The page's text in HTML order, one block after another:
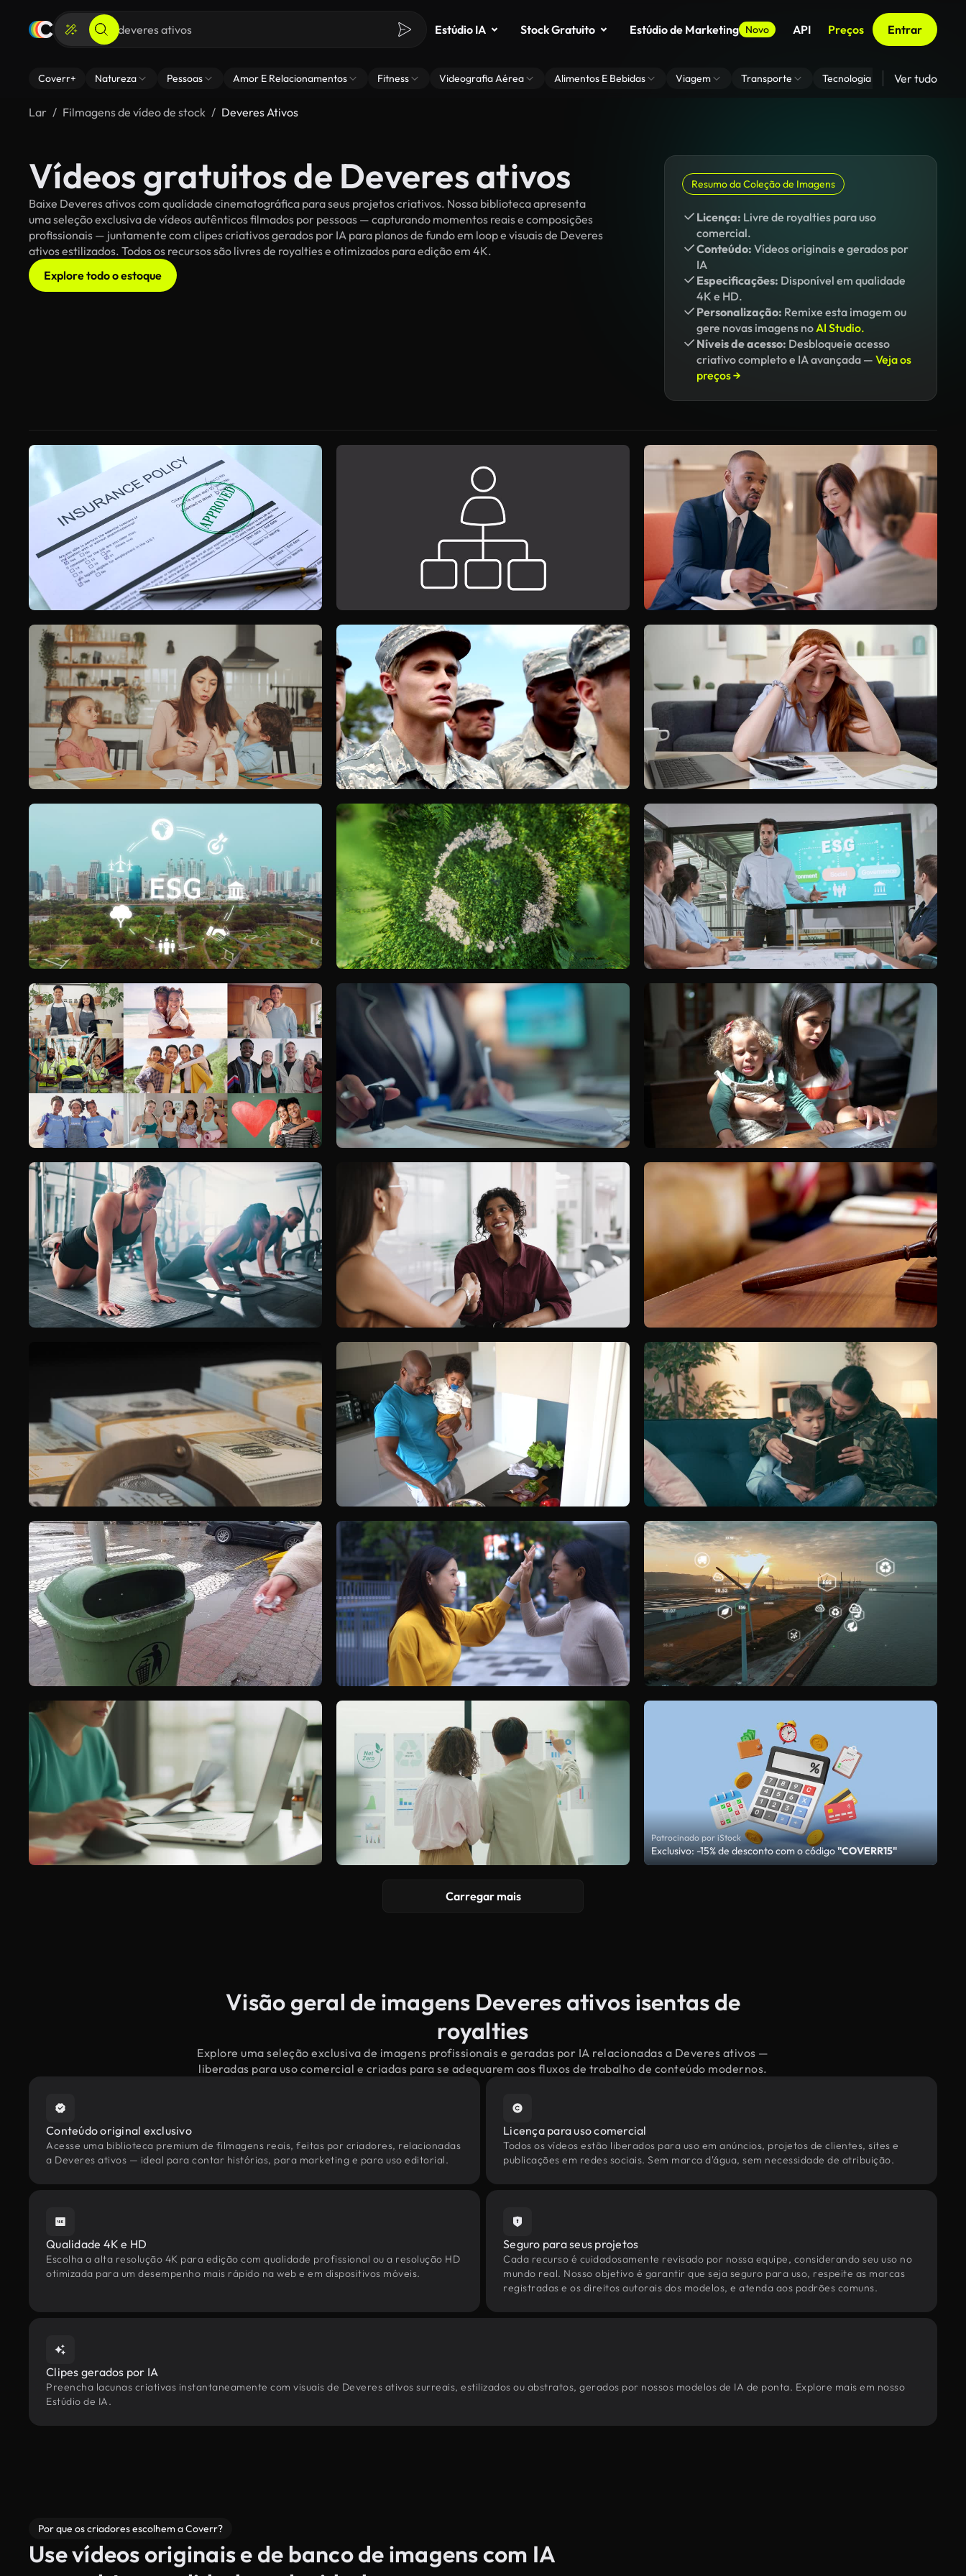
Estúdio IA Stock Gratuito Estúdio de Marketing Novo API Preços Entrar
Coverr+ Natureza Pessoas Amor E Relacionamentos Fitness Videografia Aérea Alimentos E Bebidas Viagem Transporte Tecnologia Zoom De
Ver tudo
Lar Filmagens de vídeo de stock Deveres Ativos
Vídeos gratuitos de Deveres ativos
Baixe Deveres ativos com qualidade cinematográfica para seus projetos criativos. Nossa biblioteca apresenta
uma seleção exclusiva de vídeos autênticos filmados por pessoas — capturando momentos reais e composições
profissionais — juntamente com clipes criativos gerados por IA para planos de fundo em loop e visuais de Deveres
ativos estilizados. Todos os recursos são livres de royalties e otimizados para edição em 4K.
Explore todo o estoque
Resumo da Coleção de Imagens
Licença: Livre de royalties para uso
comercial.
Conteúdo: Vídeos originais e gerados por
IA
Especificações: Disponível em qualidade
4K e HD.
Personalização: Remixe esta imagem ou
gere novas imagens noAI Studio.
Níveis de acesso: Desbloqueie acesso
criativo completo e IA avançada — Veja os
preços →
Patrocinado por iStock
Exclusivo: -15% de desconto com o código"COVERR15"
Carregar mais
Visão geral de imagens Deveres ativos isentas de
royalties
Explore uma seleção exclusiva de imagens profissionais e geradas por IA relacionadas a Deveres ativos —
liberadas para uso comercial e criadas para se adequarem aos fluxos de trabalho de conteúdo modernos.
Conteúdo original exclusivo
Acesse uma biblioteca premium de filmagens reais, feitas por criadores, relacionadas
a Deveres ativos — ideal para contar histórias, para marketing e para uso editorial.
Licença para uso comercial
Todos os vídeos estão liberados para uso em anúncios, projetos de clientes, sites e
publicações em redes sociais. Sem marca d'água, sem necessidade de atribuição.
Qualidade 4K e HD
Escolha a alta resolução 4K para edição com qualidade profissional ou a resolução HD
otimizada para um desempenho mais rápido na web e em dispositivos móveis.
Seguro para seus projetos
Cada recurso é cuidadosamente revisado por nossa equipe, considerando seu uso no
mundo real. Nosso objetivo é garantir que seja seguro para uso, respeite as marcas
registradas e os direitos autorais dos modelos, e atenda aos padrões comuns.
Clipes gerados por IA
Preencha lacunas criativas instantaneamente com visuais de Deveres ativos surreais, estilizados ou abstratos, gerados por nossos modelos de IA de ponta. Explore mais em nosso
Estúdio de IA.
Por que os criadores escolhem a Coverr?
Use vídeos originais e de banco de imagens com IA